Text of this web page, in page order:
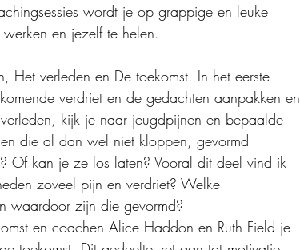
wordt je op grappige en leuke
en jezelf te helen.
verleden en De toekomst. In het eerste
verdriet en de gedachten aanpakken en
kijk je naar jeugdpijnen en bepaalde
die al dan wel niet kloppen, gevormd
Of kan je ze los laten? Vooral dit deel vind ik
zoveel pijn en verdriet? Welke
waardoor zijn die gevormd?
en coachen Alice Haddon en Ruth Field je